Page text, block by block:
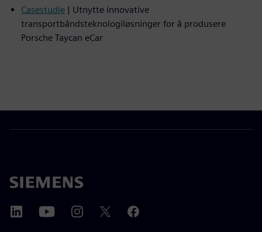
Casestudie | Utnytte innovative
transportbåndsteknologiløsninger for å produsere
Porsche Taycan eCar